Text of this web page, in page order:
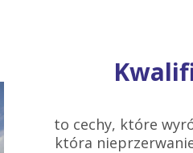
to cechy, które
która